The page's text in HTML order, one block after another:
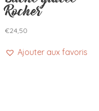
Rocher
€24,50
Ajouter aux favoris